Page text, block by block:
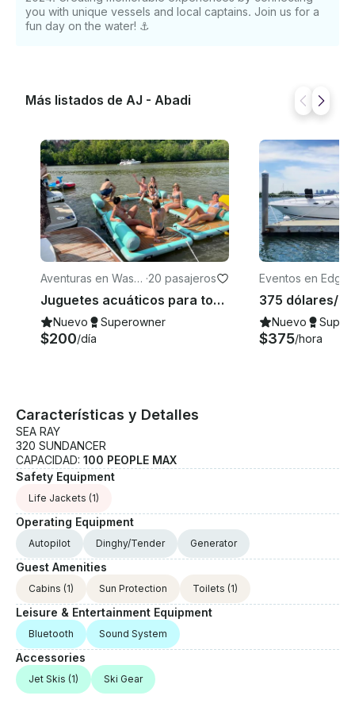
you with unique vessels and local captains. Join us for a
fun day on the water! ⚓️
Más listados de AJ - Abadi
Aventuras en Washi
ngton D. C.
·20 pasajeros
Juguetes acuáticos para todo el día de alquiler de $200
Nuevo Superowner
$200/día
Eventos en
er
Nuevo
$375/hora
Características y Detalles
SEA RAY
320 SUNDANCER
CAPACIDAD: 100 PEOPLE MAX
Safety Equipment
Life Jackets (1)
Operating Equipment
Autopilot Dinghy/Tender Generator
Guest Amenities
Cabins (1) Sun Protection Toilets (1)
Leisure & Entertainment Equipment
Bluetooth Sound System
Accessories
Jet Skis (1) Ski Gear